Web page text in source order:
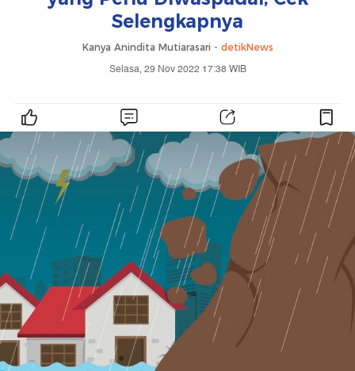
Selengkapnya
Kanya Anindita Mutiarasari - detikNews
Selasa, 29 Nov 2022 17:38 WIB